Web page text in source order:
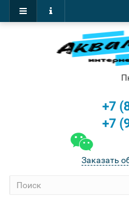
+7
+7
Заказать